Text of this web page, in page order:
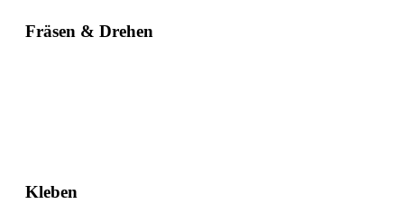
Fräsen & Drehen
Kleben